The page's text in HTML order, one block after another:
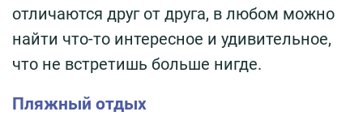
отличаются друг от друга, в любом можно
найти что-то интересное и удивительное,
что не встретишь больше нигде.
Пляжный отдых